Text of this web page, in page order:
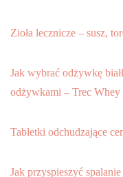
Zioła lecznicze – susz,
Jak wybrać odżywkę
odżywkami – Trec Whey
Tabletki odchudzające
Jak przyspieszyć